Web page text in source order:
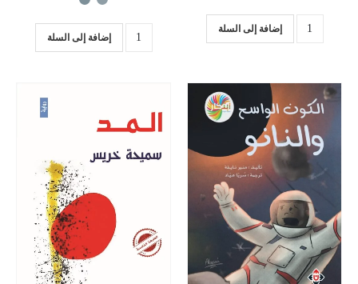
إضافة إلى السلة
إضافة إلى السلة